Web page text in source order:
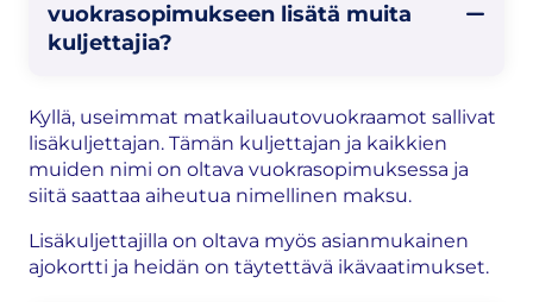
vuokrasopimukseen lisätä muita
kuljettajia?
Kyllä, useimmat matkailuautovuokraamot sallivat
lisäkuljettajan. Tämän kuljettajan ja kaikkien
muiden nimi on oltava vuokrasopimuksessa ja
siitä saattaa aiheutua nimellinen maksu.
Lisäkuljettajilla on oltava myös asianmukainen
ajokortti ja heidän on täytettävä ikävaatimukset.